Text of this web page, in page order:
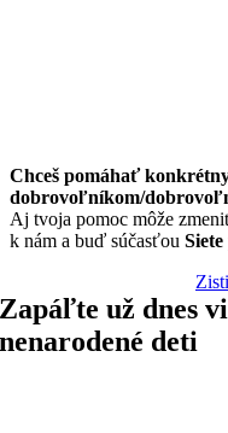
Chceš pomáhať
dobrovoľníkom/
Aj tvoja pomoc môže
k nám a buď súčasťou
Zapáľte už dnes
nenarodené deti